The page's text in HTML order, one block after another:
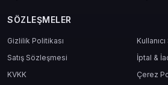
SÖZLEŞMELER
Gizlilik Politikası
Satış Sözleşmesi
İptal &
KVKK
Çerez